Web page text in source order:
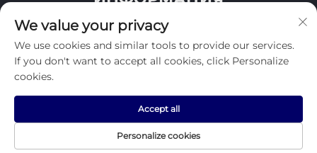
Подпишитесь, чтобы получать нашу еженедельную
рассылку
Отправить
We value your privacy
We use cookies and similar tools to provide our services.
If you don't want to accept all cookies, click Personalize
cookies.
Personalize cookies
Accept all